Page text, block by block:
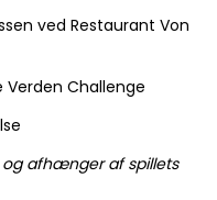
ved Restaurant Von
Verden Challenge
afhænger af spillets